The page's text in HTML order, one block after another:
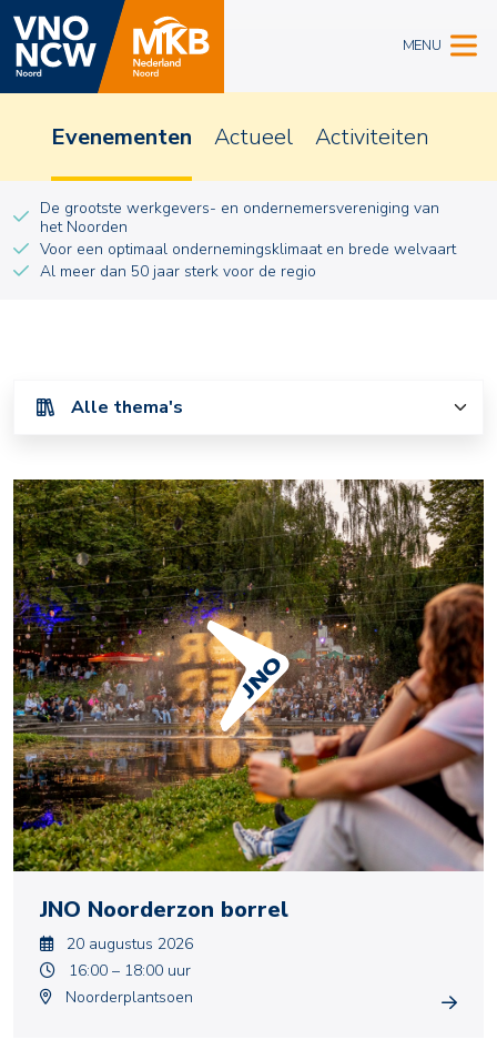
MENU
Evenementen Actueel Activiteiten
De grootste werkgevers- en ondernemersvereniging van
het Noorden
Voor een optimaal ondernemingsklimaat en brede welvaart
Al meer dan 50 jaar sterk voor de regio
JNO Noorderzon borrel
20 augustus 2026
16:00 – 18:00 uur
Noorderplantsoen